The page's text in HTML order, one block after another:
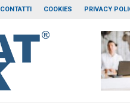
CONTATTI COOKIES PRIVACY